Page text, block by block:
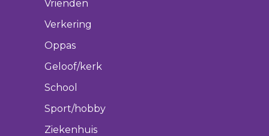
Vrienden
Verkering
Oppas
Geloof/kerk
School
Sport/hobby
Ziekenhuis